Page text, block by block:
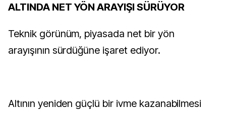
ALTINDA NET YÖN ARAYIŞI SÜRÜYOR
Teknik görünüm, piyasada net bir yön
arayışının sürdüğüne işaret ediyor.
Altının yeniden güçlü bir ivme kazanabilmesi